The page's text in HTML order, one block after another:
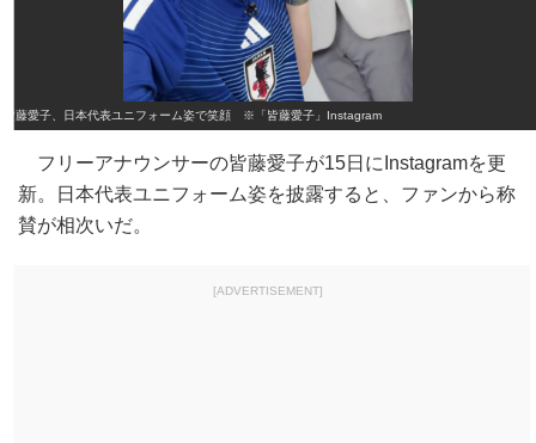
皆藤愛子、日本代表ユニフォーム姿で笑顔 ※「皆藤愛子」Instagram
フリーアナウンサーの皆藤愛子が15日にInstagramを更
新。日本代表ユニフォーム姿を披露すると、ファンから称
賛が相次いだ。
[ADVERTISEMENT]